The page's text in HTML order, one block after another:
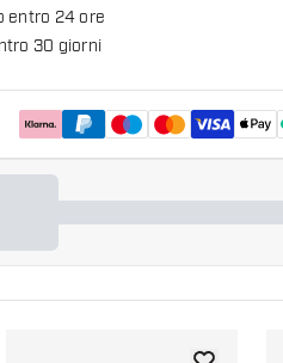
entro 24 ore
30 giorni